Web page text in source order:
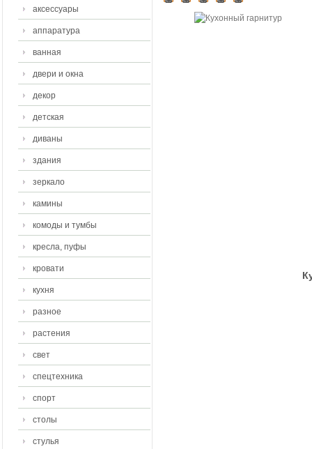
аксессуары
аппаратура
ванная
двери и окна
декор
детская
диваны
здания
зеркало
камины
комоды и тумбы
кресла, пуфы
кровати
кухня
разное
растения
свет
спецтехника
спорт
столы
стулья